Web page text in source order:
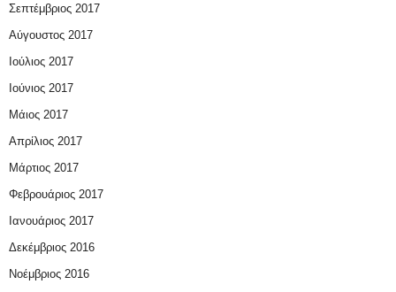
Σεπτέμβριος 2017
Αύγουστος 2017
Ιούλιος 2017
Ιούνιος 2017
Μάιος 2017
Απρίλιος 2017
Μάρτιος 2017
Φεβρουάριος 2017
Ιανουάριος 2017
Δεκέμβριος 2016
Νοέμβριος 2016